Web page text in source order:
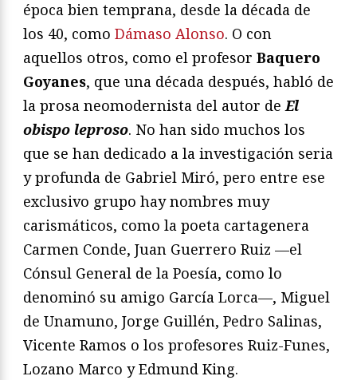
época bien temprana, desde la década de
los 40, como Dámaso Alonso. O con
aquellos otros, como el profesor Baquero
Goyanes, que una década después, habló de
la prosa neomodernista del autor deEl
obispo leproso. No han sido muchos los
que se han dedicado a la investigación seria
y profunda de Gabriel Miró, pero entre ese
exclusivo grupo hay nombres muy
carismáticos, como la poeta cartagenera
Carmen Conde, Juan Guerrero Ruiz —el
Cónsul General de la Poesía, como lo
denominó su amigo García Lorca—, Miguel
de Unamuno, Jorge Guillén, Pedro Salinas,
Vicente Ramos o los profesores Ruiz-Funes,
Lozano Marco y Edmund King.